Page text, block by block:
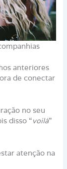
anteriores
de conectar
no seu
disso “voilà”
atenção na